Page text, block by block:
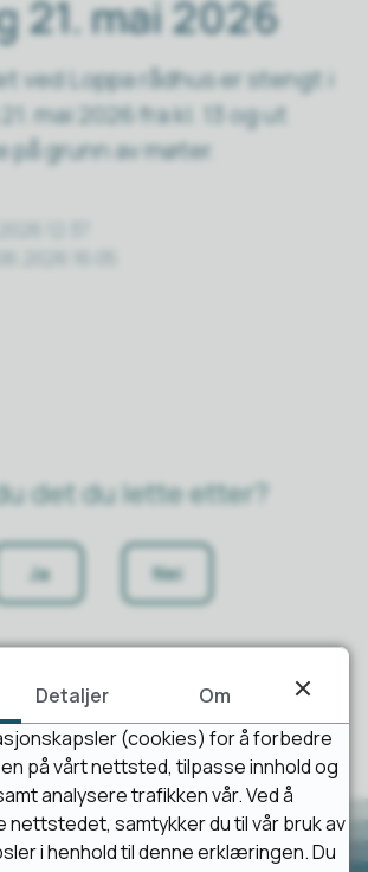
21. mai 2026
ved Loppa rådhus er stengt i
mai 2026 fra kl. 13 og ut
grunn av møter.
det du lette etter?
Ja Nei
Detaljer
Om
(cookies) for å forbedre
på vårt nettsted, tilpasse innhold og
analysere trafikken vår. Ved å
samtykker du til vår bruk av
i henhold til denne erklæringen. Du